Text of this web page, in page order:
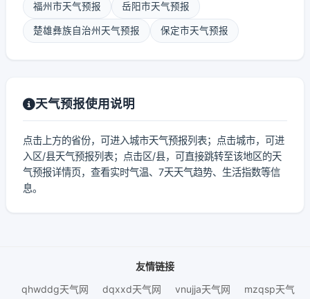
福州市天气预报 岳阳市天气预报
楚雄彝族自治州天气预报 保定市天气预报
天气预报使用说明
点击上方的省份，可进入城市天气预报列表；点击城市，可进
入区/县天气预报列表；点击区/县，可直接跳转至该地区的天
气预报详情页，查看实时气温、7天天气趋势、生活指数等信
息。
友情链接
qhwddg天气网
dqxxd天气网 vnujja天气网 mzqsp天气